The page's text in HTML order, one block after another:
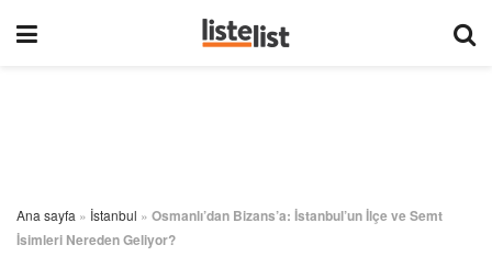
Ana sayfa » İstanbul » Osmanlı’dan Bizans’a: İstanbul’un İlçe ve Semt
İsimleri Nereden Geliyor?